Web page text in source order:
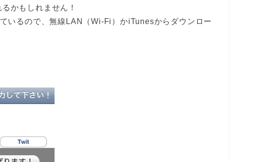
かもしれません！
いるので、無線LAN（Wi-Fi）かiTunesからダウンロー